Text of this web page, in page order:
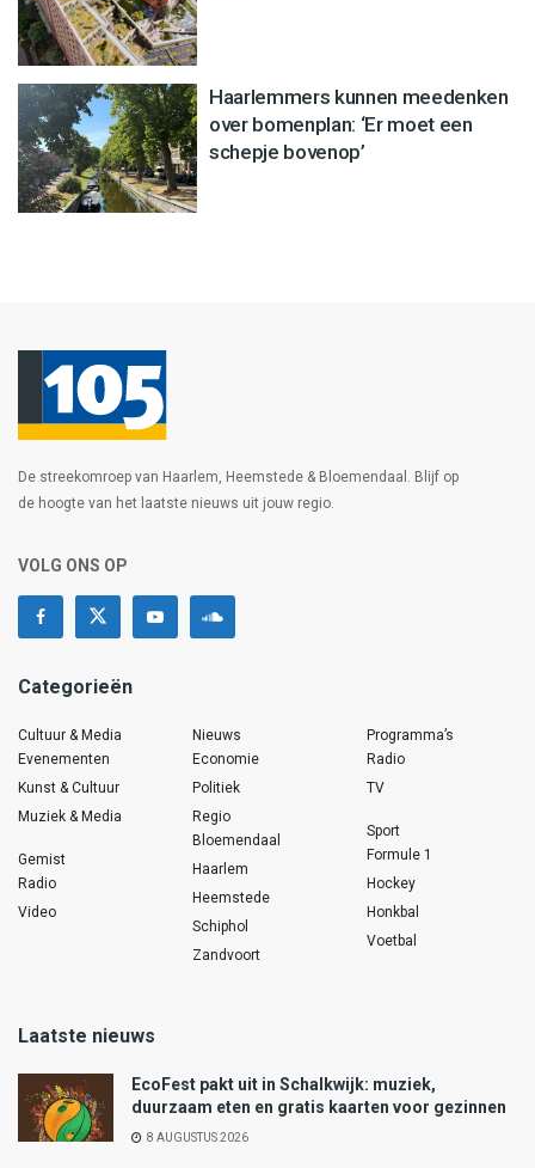
Haarlemmers kunnen meedenken
over bomenplan: ‘Er moet een
schepje bovenop’
De streekomroep van Haarlem, Heemstede & Bloemendaal. Blijf op
de hoogte van het laatste nieuws uit jouw regio.
VOLG ONS OP
Categorieën
Cultuur & Media
Evenementen
Kunst & Cultuur
Muziek & Media
Gemist
Radio
Video
Nieuws
Economie
Politiek
Regio
Bloemendaal
Haarlem
Heemstede
Schiphol
Zandvoort
Programma’s
Radio
TV
Sport
Formule 1
Hockey
Honkbal
Voetbal
Laatste nieuws
EcoFest pakt uit in Schalkwijk: muziek,
duurzaam eten en gratis kaarten voor gezinnen
8 AUGUSTUS 2026